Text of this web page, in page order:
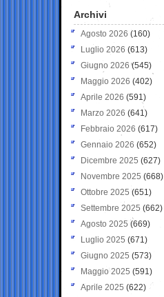
Archivi
Agosto 2026 (160)
Luglio 2026 (613)
Giugno 2026 (545)
Maggio 2026 (402)
Aprile 2026 (591)
Marzo 2026 (641)
Febbraio 2026 (617)
Gennaio 2026 (652)
Dicembre 2025 (627)
Novembre 2025 (668)
Ottobre 2025 (651)
Settembre 2025 (662)
Agosto 2025 (669)
Luglio 2025 (671)
Giugno 2025 (573)
Maggio 2025 (591)
Aprile 2025 (622)